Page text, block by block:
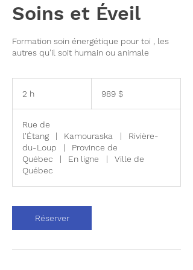
Soins et Éveil
Formation soin énergétique pour toi , les
autres qu'il soit humain ou animale
2 h 989 $
Rue de
l'Étang
| Kamouraska |
Rivière-
du-Loup
|
Province de
Québec
| En ligne |
Ville de
Québec
Réserver